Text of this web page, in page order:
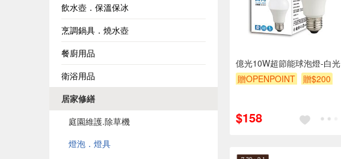
飲水壺．保溫保冰
烹調鍋具．燒水壺
餐廚用品
衛浴用品
居家修繕
庭園維護.除草機
燈泡．燈具
億光10W超節能球泡燈-白光
贈OPENPOINT
贈$200
$158